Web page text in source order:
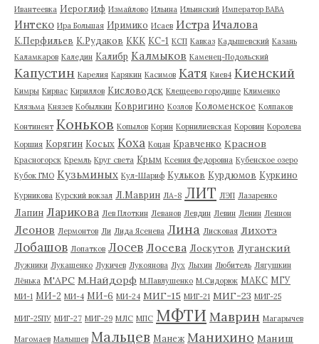
Ивантеевка Иероглиф Измайлово Ильина Ильинский Император ВАВА
Интеко Ира Большая Иримико Исаев Истра Ичалова
К.Перфильев К.Рудаков ККК КС-1 КСП Кавказ Кадышевский Казань
Каламкаров Каледин Калибр Калмыков Каменец-Подольский
Капустин Карелия Карякин Касимов Катя Киев4 Киенский
Кимры Кирвас Кириллов Кисловодск Клещеево городище Клименко
Клязьма Князев Кобылкин Ковригино Козлов Коломенское Колпаков
Континент Коньков Копылов Корин Корнилиевская Коровин Королева
Коршия Корягин Косых Коха Коцан Кравченко Краснов
Красногорск Кремль Круг света Крым Ксения Федоровна Кубенское озеро
Кубок ГМО Кузьминых Кул-Шариф Кульков Курдюмов Куркино
Курникова Курский вокзал Л.Маврин ЛА-8 ЛИТ ЛЭП Лазаренко
Лапин Ларикова Лев Плоткин Леванов Левдин Левин Ленин Леннон
Леонов Лермонтов Ли Лида Ясенева Лина Лисковая Лихотэ
Лобашов Лопатков Лосев Лосева Лоскутов Луганский
Лужники Лукашенко Лукичев Лукоянова Лух Лыхин Любитель Лягушкин
Лёнька М'АРС М.Найдорф М.Павлушенко М.Сидорюк МАКС МГУ
МИ-1 МИ-2 МИ-4 МИ-6 МИ-24 МИГ-15 МИГ-21 МИГ-23 МИГ-25
МИГ-25ПУ МИГ-27 МИГ-29 МЛС МПС МФТИ Маврин Магарычев
Магомаев Малышев Мальцев Манеж Манихино Маниш